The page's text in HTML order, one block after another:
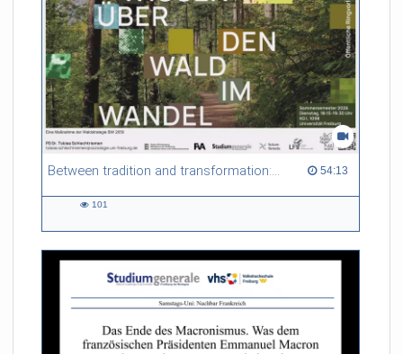
Between tradition and transformation: how owners, advisers and institutions co-create knowledge for resilient forests in Europe 54:13
54:13 duration
101